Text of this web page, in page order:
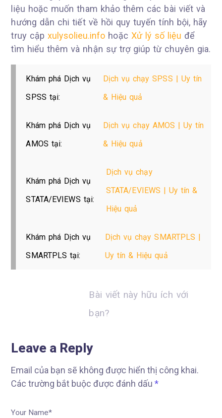
liệu hoặc muốn tham khảo thêm các bài viết và
hướng dẫn chi tiết về hồi quy tuyến tính bội, hãy
truy cập xulysolieu.info hoặc Xử lý số liệu để
tìm hiểu thêm và nhận sự trợ giúp từ chuyên gia.
Khám phá Dịch vụ
SPSS tại:
Dịch vụ chạy SPSS | Uy tín
& Hiệu quả
Khám phá Dịch vụ
AMOS tại:
Dịch vụ chạy AMOS | Uy tín
& Hiệu quả
Khám phá Dịch vụ
STATA/EVIEWS tại:
Dịch vụ chạy
STATA/EVIEWS | Uy tín &
Hiệu quả
Khám phá Dịch vụ
SMARTPLS tại:
Dịch vụ chạy SMARTPLS |
Uy tín & Hiệu quả
Bài viết này hữu ích với
bạn?
Leave a Reply
Email của bạn sẽ không được hiển thị công khai.
Các trường bắt buộc được đánh dấu*
Your Name*